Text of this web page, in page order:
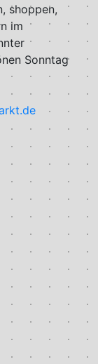
shoppen,
im
Sonntag